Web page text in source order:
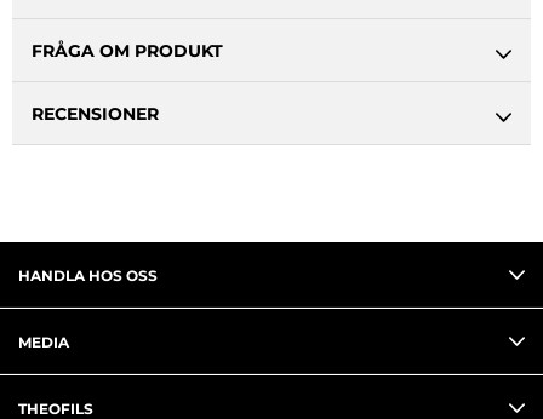
FRÅGA OM PRODUKT
RECENSIONER
HANDLA HOS OSS
MEDIA
THEOFILS